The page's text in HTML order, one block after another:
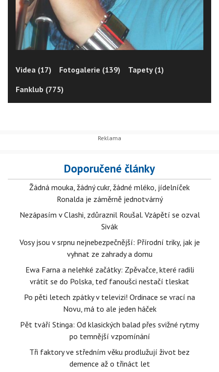
Videa (17) Fotogalerie (139)
Tapety (1)
Fanklub (775)
Doporučené články
Žádná mouka, žádný cukr, žádné mléko, jídelníček
Ronalda je záměrně jednotvárný
Nezápasím v Clashi, zdůraznil Roušal. Vzápětí se ozval
Sivák
Vosy jsou v srpnu nejnebezpečnější: Přírodní triky, jak je
vyhnat ze zahrady a domu
Ewa Farna a nelehké začátky: Zpěvačce, které radili
vrátit se do Polska, teď fanoušci nestačí tleskat
Po pěti letech zpátky v televizi! Ordinace se vrací na
Novu, má to ale jeden háček
Pět tváří Stinga: Od klasických balad přes svižné rytmy
po temnější vzpomínání
Tři faktory ve středním věku prodlužují život bez
demence až o třináct let